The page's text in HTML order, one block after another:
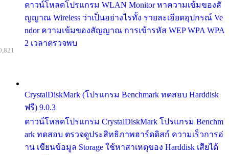
ดาวน์โหลดโปรแกรม WLAN Monitor หาความเข้มของสั
ญญาณ Wireless ว่าเป็นอย่างไรทั้ง รายละเอียดอุปกรณ์ Ve
ndor ความเข้มของสัญญาณ การเข้ารหัส WEP WPA WPA
2 เวลาตรวจพบ
CrystalDiskMark (โปรแกรม Benchmark ทดสอบ Harddisk
ฟรี) 9.0.3
ดาวน์โหลดโปรแกรม CrystalDiskMark โปรแกรม Benchm
ark ทดสอบ ตรวจดูประสิทธิภาพฮาร์ดดิสก์ ความเร็วการอ่
าน เขียนข้อมูล Storage ใช้หาสาเหตุของ Harddisk เสียได้